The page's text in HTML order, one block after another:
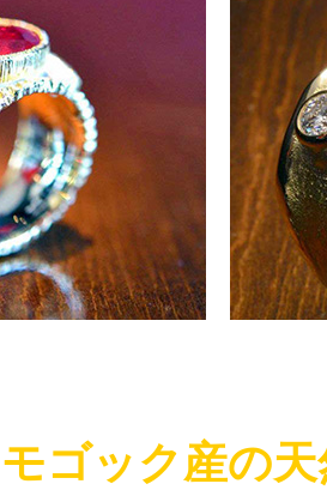
ゴック産の